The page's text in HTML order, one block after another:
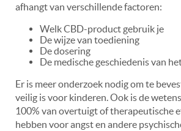
afhangt van verschillende factoren:
Welk CBD-product gebruik je
De wijze van toediening
De dosering
De medische geschiedenis van
Er is meer onderzoek nodig om te
veilig is voor kinderen. Ook is de
100% van overtuigt of therapeutische
hebben voor angst en andere